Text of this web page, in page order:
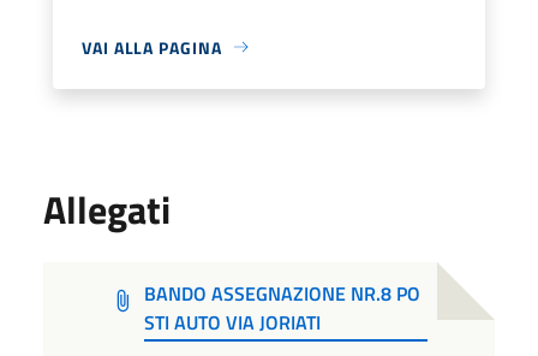
VAI ALLA PAGINA
Allegati
BANDO ASSEGNAZIONE NR.8 PO
STI AUTO VIA JORIATI